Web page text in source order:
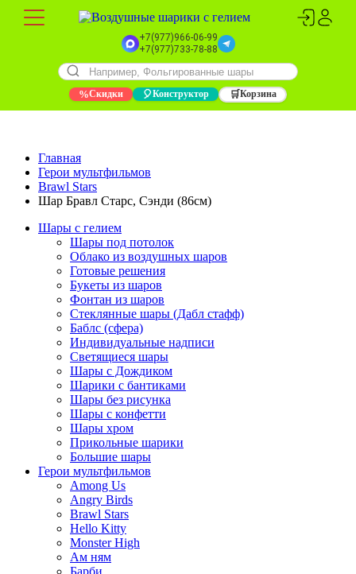
+7(977)966-06-99
+7(977)733-78-88
%Скидки 🎈Конструктор 🛒Корзина
Главная
Герои мультфильмов
Brawl Stars
Шар Бравл Старс, Cэнди (86см)
Шары с гелием
Шары под потолок
Облако из воздушных шаров
Готовые решения
Букеты из шаров
Фонтан из шаров
Стеклянные шары (Дабл стафф)
Баблс (сфера)
Индивидуальные надписи
Светящиеся шары
Шары с Дождиком
Шарики с бантиками
Шары без рисунка
Шары с конфетти
Шары хром
Прикольные шарики
Большие шары
Герои мультфильмов
Among Us
Angry Birds
Brawl Stars
Hello Kitty
Monster High
Ам ням
Барби